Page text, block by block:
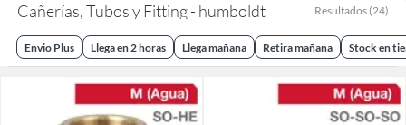
Cañerías, Tubos y Fitting - humboldt Resultados (24)
Envio Plus Llega en 2 horas Llega mañana Retira mañana Stock en